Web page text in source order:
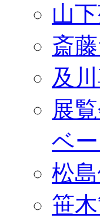
山
斎
及
展
ベ
松
笹